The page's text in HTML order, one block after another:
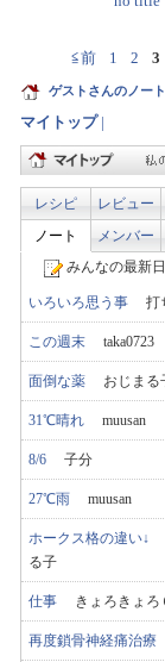
≦前 1 2 3
ゲストさんのノート
マイトップ|
レシピ レビュー
ノート
メンバー
みんなの最新
いろいろ思う事 打
この週末 taka0723
面倒な薬 おじまる
31℃晴れ muusan
8/6 子分
27℃雨 muusan
ホークス格の違い↓
る子
仕事 きょろきょろ
再度鎖骨神経痛治療